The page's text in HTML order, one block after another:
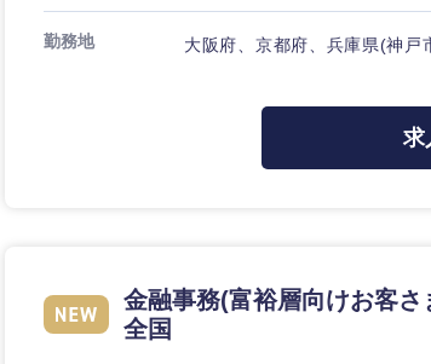
メディカル
不動産専門職
サービス
その他
石川県 福井県
勤務地 大阪府、京都府、兵庫県(神戸
求
金融事務(富裕層向けお客
全国